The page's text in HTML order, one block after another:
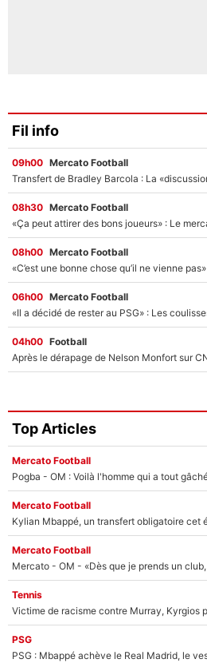
Fil info
09h00 Mercato Football
08h30 Mercato Football
08h00 Mercato Football
06h00 Mercato Football
04h00 Football
Top Articles
Mercato Football
Pogba - OM : Voilà l'homme qui a tout
Mercato Football
Kylian Mbappé, un transfert obligatoire cet
Mercato Football
Tennis
PSG
PSG : Mbappé achève le Real Madrid, le